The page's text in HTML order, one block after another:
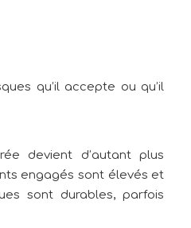
qu’il accepte ou qu’il
devient d’autant plus
engagés sont élevés et
sont durables, parfois